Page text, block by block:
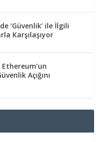
‘Güvenlik’ ile İlgili
Karşılaşıyor
Ethereum’un
Açığını